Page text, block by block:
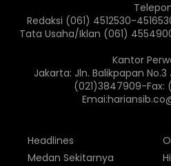
Redaksi (061) 4512530-
Tata Usaha/Iklan (061)
Kantor
Jakarta: Jln. Balikpapan No.3
(021)3847909-Fax:
Headlines
Medan Sekitarnya